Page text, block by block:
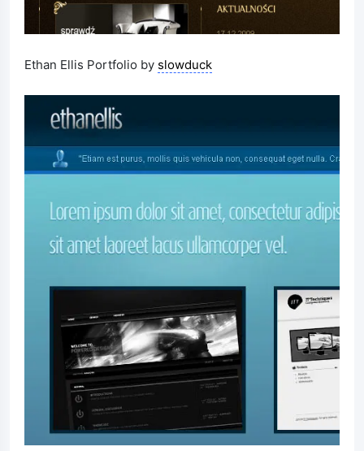
Ethan Ellis Portfolio by slowduck